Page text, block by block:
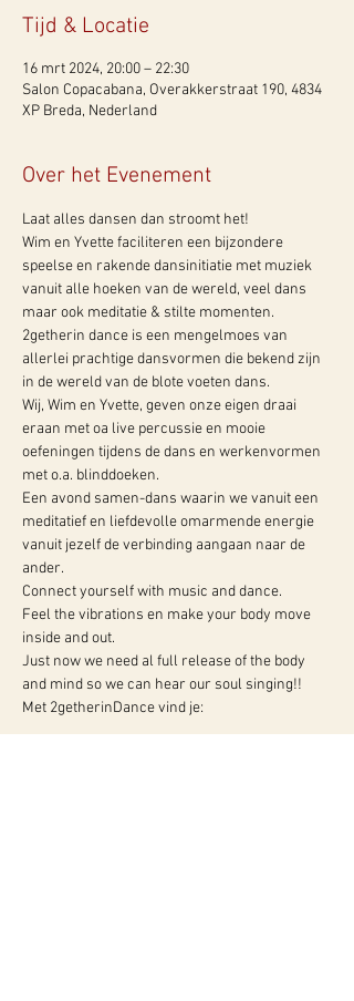
Tijd & Locatie
16 mrt 2024, 20:00 – 22:30
Salon Copacabana, Overakkerstraat 190, 4834
XP Breda, Nederland
Over het Evenement
Laat alles dansen dan stroomt het!
Wim en Yvette faciliteren een bijzondere
speelse en rakende dansinitiatie met muziek
vanuit alle hoeken van de wereld, veel dans
maar ook meditatie & stilte momenten.
2getherin dance is een mengelmoes van
allerlei prachtige dansvormen die bekend zijn
in de wereld van de blote voeten dans.
Wij, Wim en Yvette, geven onze eigen draai
eraan met oa live percussie en mooie
oefeningen tijdens de dans en werkenvormen
met o.a. blinddoeken.
Een avond samen-dans waarin we vanuit een
meditatief en liefdevolle omarmende energie
vanuit jezelf de verbinding aangaan naar de
ander.
Connect yourself with music and dance.
Feel the vibrations en make your body move
inside and out.
Just now we need al full release of the body
and mind so we can hear our soul singing!!
Met 2getherinDance vind je: